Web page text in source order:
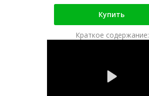
Купить
Краткое содержание: